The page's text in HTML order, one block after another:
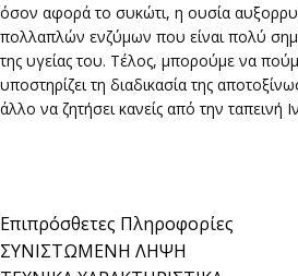
όσον αφορά το συκώτι, η ουσία
πολλαπλών ενζύμων που είναι πολύ
της υγείας του. Τέλος, μπορούμε να
υποστηρίζει τη διαδικασία της
άλλο να ζητήσει κανείς από την ταπεινή
Επιπρόσθετες Πληροφορίες
ΣΥΝΙΣΤΩΜΕΝΗ ΛΗΨΗ